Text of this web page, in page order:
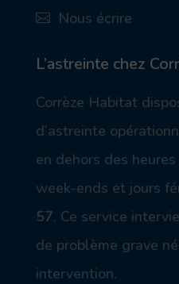
lt
on
ob
ile
on
_
m
_a
ic
Nous écrire
L’astreinte chez
Corrèze Habitat
d’astreinte
en dehors des
week-ends et jours
57. Ce service
de problème grave
intervention.